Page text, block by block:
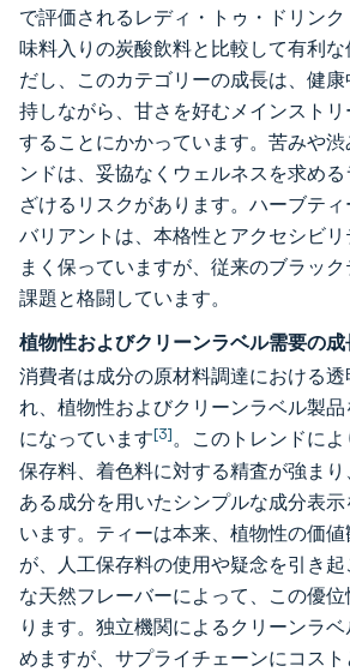
で評価されるレディ・トゥ・ドリン
味料入りの炭酸飲料と比較して有利
だし、このカテゴリーの成長は、健
持しながら、甘さを好むメインスト
することにかかっています。苦みや
ンドは、妥協なくウェルネスを求め
ざけるリスクがあります。ハーブテ
バリアントは、本格性とアクセシビリ
まく保っていますが、従来のブラッ
課題と格闘しています。
植物性およびクリーンラベル需要の成
消費者は成分の原材料調達における
れ、植物性およびクリーンラベル製品
になっています[3]。このトレンドによ
保存料、着色料に対する精査が強ま
ある成分を用いたシンプルな成分表
います。ティーは本来、植物性の価
が、人工保存料の使用や疑念を引き
な天然フレーバーによって、この優
ります。独立機関によるクリーンラ
めますが、サプライチェーンにコス